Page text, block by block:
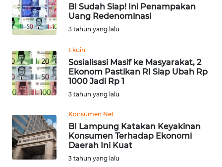
BI Sudah Siap! Ini Penampakan
Uang Redenominasi
3 tahun yang lalu
Ekuin
Sosialisasi Masif ke Masyarakat, 2
Ekonom Pastikan RI Siap Ubah Rp
1000 Jadi Rp 1
3 tahun yang lalu
Konsumen Net
BI Lampung Katakan Keyakinan
Konsumen Terhadap Ekonomi
Daerah Ini Kuat
3 tahun yang lalu
LAWAS
WN
WN
CIANJUR
KEPULAUAN
SERIBU
WN